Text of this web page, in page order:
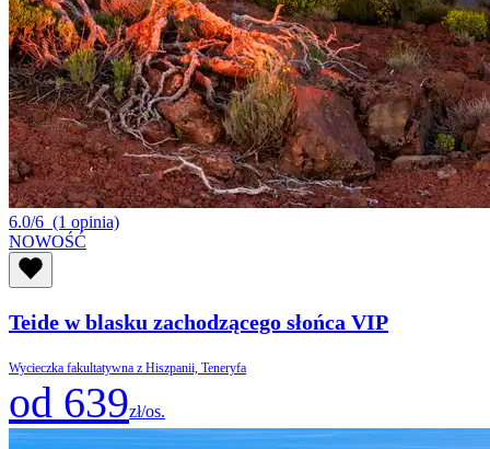
6.0/6 (1 opinia)
NOWOŚĆ
Teide w blasku zachodzącego słońca VIP
Wycieczka fakultatywna z Hiszpanii, Teneryfa
od 639zł/os.